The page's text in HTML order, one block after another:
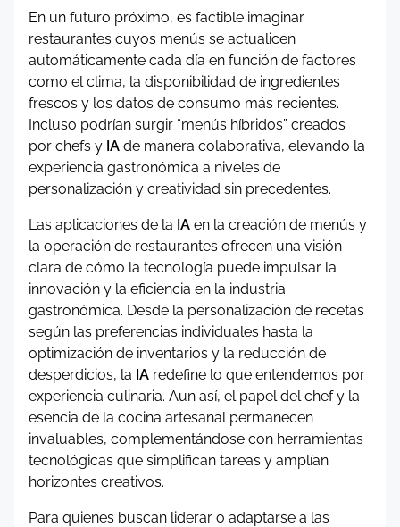
En un futuro próximo, es factible imaginar
restaurantes cuyos menús se actualicen
automáticamente cada día en función de factores
como el clima, la disponibilidad de ingredientes
frescos y los datos de consumo más recientes.
Incluso podrían surgir “menús híbridos” creados
por chefs y IA de manera colaborativa, elevando la
experiencia gastronómica a niveles de
personalización y creatividad sin precedentes.
Las aplicaciones de la IA en la creación de menús y
la operación de restaurantes ofrecen una visión
clara de cómo la tecnología puede impulsar la
innovación y la eficiencia en la industria
gastronómica. Desde la personalización de recetas
según las preferencias individuales hasta la
optimización de inventarios y la reducción de
desperdicios, la IA redefine lo que entendemos por
experiencia culinaria. Aun así, el papel del chef y la
esencia de la cocina artesanal permanecen
invaluables, complementándose con herramientas
tecnológicas que simplifican tareas y amplían
horizontes creativos.
Para quienes buscan liderar o adaptarse a las